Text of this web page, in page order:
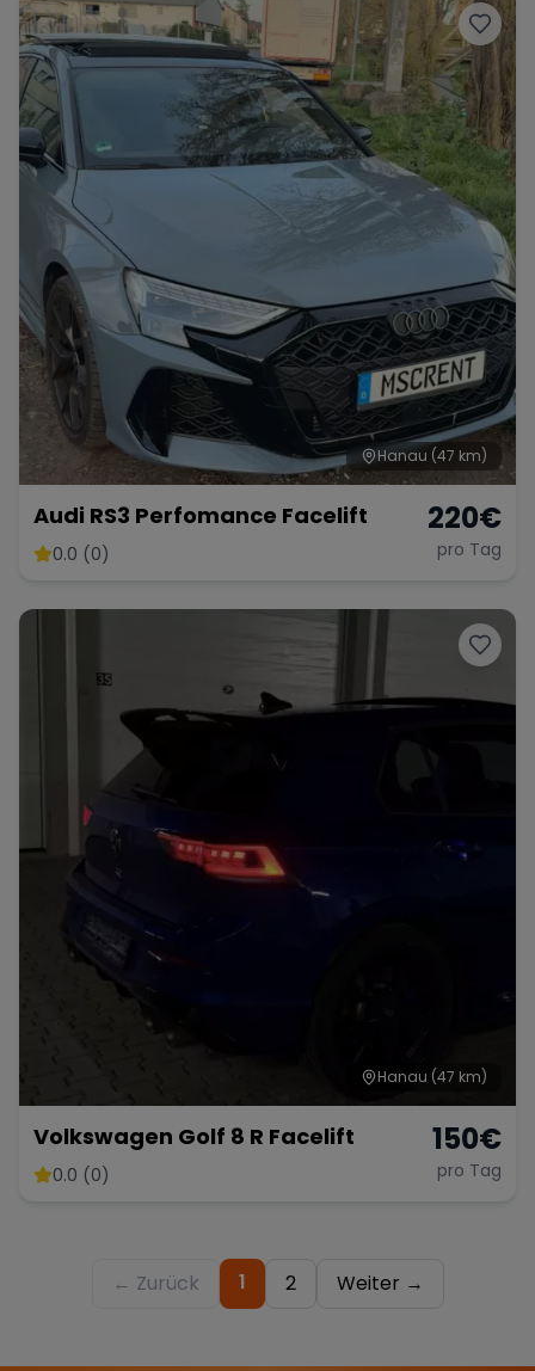
Hanau (47 km)
Audi RS3 Perfomance Facelift
0.0 (0)
220€
pro Tag
Hanau (47 km)
Volkswagen Golf 8 R Facelift
0.0 (0)
150€
pro Tag
← Zurück 1 2 Weiter →